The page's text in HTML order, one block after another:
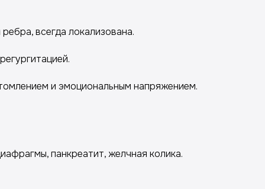
всегда локализована.
и эмоциональным напряжением.
панкреатит, желчная колика.